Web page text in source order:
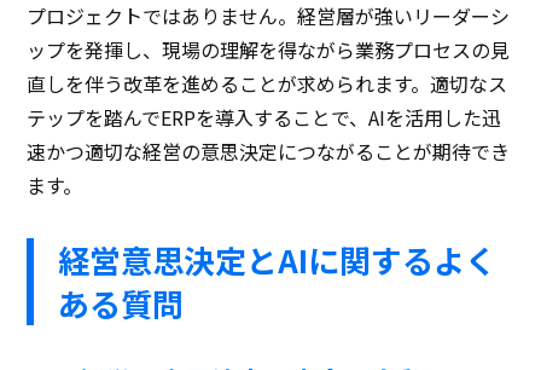
プロジェクトではありません。経営層が強いリーダーシ
ップを発揮し、現場の理解を得ながら業務プロセスの見
直しを伴う改革を進めることが求められます。適切なス
テップを踏んでERPを導入することで、AIを活用した迅
速かつ適切な経営の意思決定につながることが期待でき
ます。
経営意思決定とAIに関するよく
ある質問